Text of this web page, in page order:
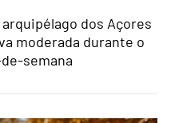
dos Açores
moderada durante o
semana